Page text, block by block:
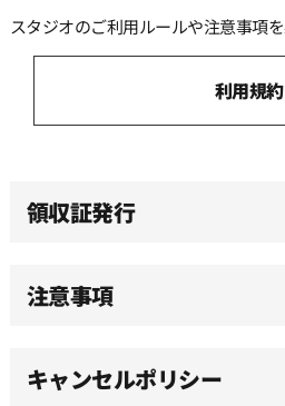
スタジオのご利用ルールや注意事項
利用規約
領収証発行
注意事項
キャンセルポリシー